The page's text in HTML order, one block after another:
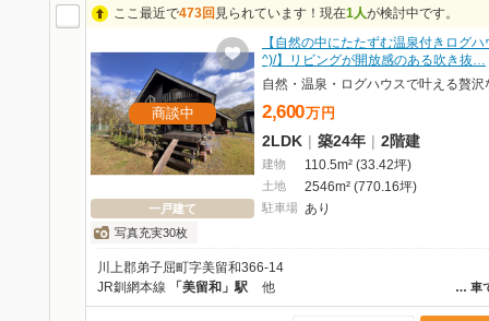
ここ最近で473回 見られています！現在1人が検討中です。
商談中
一戸建て
写真充実30枚
【自然の中にたたずむ温泉付きログハ
^)/】リビングが開放感のある吹き抜…
2,600万 円
2LDK | 築24年 | 2階建
建物 110.5m² (33.42坪)
土地 2546m² (770.16坪)
駐車場 あり
川上郡弟子屈町字美留和366-14
… 車
JR釧網本線 「美留和」駅 他